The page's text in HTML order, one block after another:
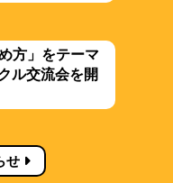
方」をテーマ
ル交流会を開
せ